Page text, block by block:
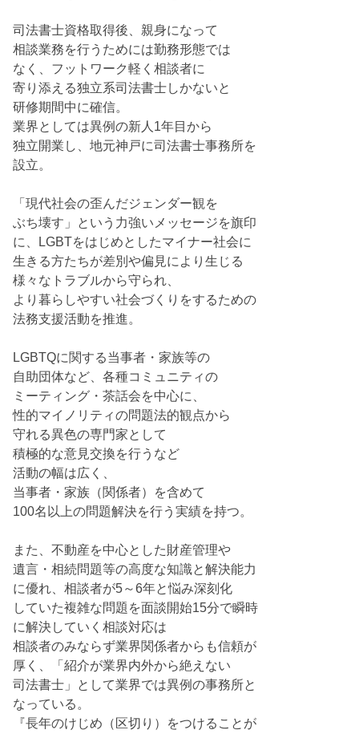
司法書士資格取得後、親身になって
相談業務を行うためには勤務形態では
なく、フットワーク軽く相談者に
寄り添える独立系司法書士しかないと
研修期間中に確信。
業界としては異例の新人1年目から
独立開業し、地元神戸に司法書士事務所を
設立。
「現代社会の歪んだジェンダー観を
ぶち壊す」という力強いメッセージを旗印
に、LGBTをはじめとしたマイナー社会に
生きる方たちが差別や偏見により生じる
様々なトラブルから守られ、
より暮らしやすい社会づくりをするための
法務支援活動を推進。
LGBTQに関する当事者・家族等の
自助団体など、各種コミュニティの
ミーティング・茶話会を中心に、
性的マイノリティの問題法的観点から
守れる異色の専門家として
積極的な意見交換を行うなど
活動の幅は広く、
当事者・家族（関係者）を含めて
100名以上の問題解決を行う実績を持つ。
また、不動産を中心とした財産管理や
遺言・相続問題等の高度な知識と解決能力
に優れ、相談者が5～6年と悩み深刻化
していた複雑な問題を面談開始15分で瞬時
に解決していく相談対応は
相談者のみならず業界関係者からも信頼が
厚く、「紹介が業界内外から絶えない
司法書士」として業界では異例の事務所と
なっている。
『長年のけじめ（区切り）をつけることが